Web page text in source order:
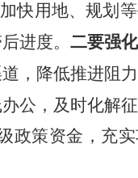
快用地、规划
进度。 二要强
，降低推进阻力
公，及时化解
政策资金，充